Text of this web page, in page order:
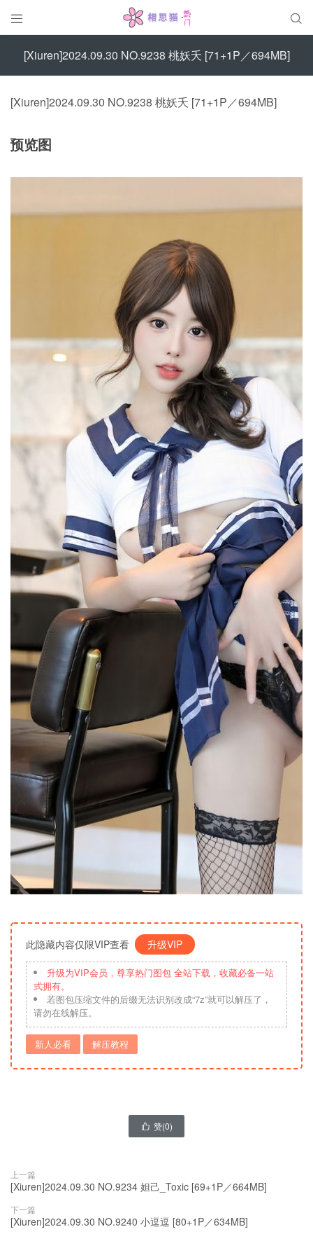
 
[Xiuren]2024.09.30 NO.9238 桃妖夭 [71+1P／694MB]
[Xiuren]2024.09.30 NO.9238 桃妖夭 [71+1P／694MB]
预览图
此隐藏内容仅限VIP查看 升级VIP
升级为VIP会员，尊享热门图包 全站下载，收藏必备一站
式拥有。
若图包压缩文件的后缀无法识别改成“7z”就可以解压了，
请勿在线解压。
新人必看 解压教程
 赞(0)
上一篇
[Xiuren]2024.09.30 NO.9234 妲己_Toxic [69+1P／664MB]
下一篇
[Xiuren]2024.09.30 NO.9240 小逗逗 [80+1P／634MB]